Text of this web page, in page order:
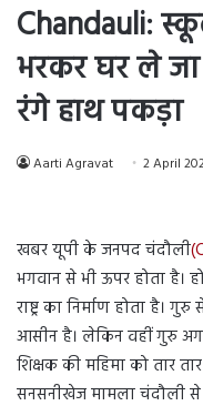
Chandauli:
भरकर घर ले जा
रंगे हाथ पकड़ा
Aarti Agravat 2 April
खबर यूपी के जनपद चंदौली
भगवान से भी ऊपर होता है।
राष्ट्र का निर्माण होता है।
आसीन है। लेकिन वहीं गुरु
शिक्षक की महिमा को तार
सनसनीखेज मामला चंदौली